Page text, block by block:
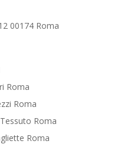
00174 Roma
Roma
Roma
Roma
Roma